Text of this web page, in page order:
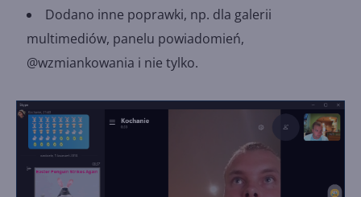
Dodano inne poprawki, np. dla galerii
multimediów, panelu powiadomień,
@wzmiankowania i nie tylko.